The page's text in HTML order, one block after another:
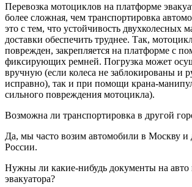
Перевозка мотоциклов на платформе
более сложная, чем транспортировка
это с тем, что устойчивость двухколесных
доставки обеспечить труднее. Так,
поврежден, закрепляется на платформе с
фиксирующих ремней. Погрузка может
вручную (если колеса не заблокированы и
исправно), так и при помощи крана-
сильного повреждения мотоцикла).
Возможна ли транспортировка в другой
Да, мы часто возим автомобили в Москву и
России.
Нужны ли какие-нибудь документы на авто
эвакуатора?